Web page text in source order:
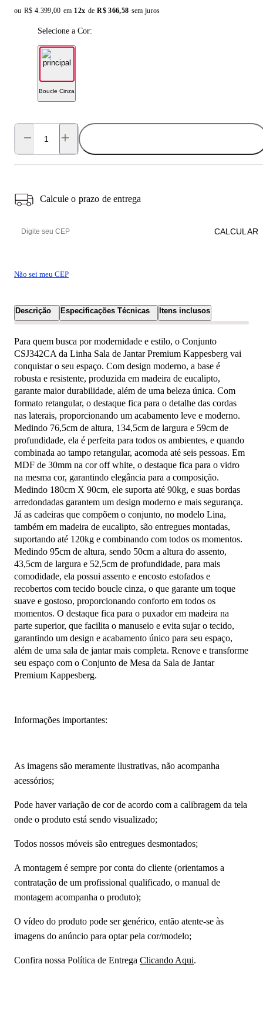
ou Original price:
R$ 4.399,00 em 12x de Installment price:
R$ 366,58 sem juros
Selecione a Cor:
Boucle Cinza
Calcule o prazo de entrega
Não sei meu CEP
CALCULAR
Descrição Especificações Técnicas Itens inclusos
Para quem busca por modernidade e estilo, o Conjunto
CSJ342CA da Linha Sala de Jantar Premium Kappesberg vai
conquistar o seu espaço. Com design moderno, a base é
robusta e resistente, produzida em madeira de eucalipto,
garante maior durabilidade, além de uma beleza única. Com
formato retangular, o destaque fica para o detalhe das cordas
nas laterais, proporcionando um acabamento leve e moderno.
Medindo 76,5cm de altura, 134,5cm de largura e 59cm de
profundidade, ela é perfeita para todos os ambientes, e quando
combinada ao tampo retangular, acomoda até seis pessoas. Em
MDF de 30mm na cor off white, o destaque fica para o vidro
na mesma cor, garantindo elegância para a composição.
Medindo 180cm X 90cm, ele suporta até 90kg, e suas bordas
arredondadas garantem um design moderno e mais segurança.
Já as cadeiras que compõem o conjunto, no modelo Lina,
também em madeira de eucalipto, são entregues montadas,
suportando até 120kg e combinando com todos os momentos.
Medindo 95cm de altura, sendo 50cm a altura do assento,
43,5cm de largura e 52,5cm de profundidade, para mais
comodidade, ela possui assento e encosto estofados e
recobertos com tecido boucle cinza, o que garante um toque
suave e gostoso, proporcionando conforto em todos os
momentos. O destaque fica para o puxador em madeira na
parte superior, que facilita o manuseio e evita sujar o tecido,
garantindo um design e acabamento único para seu espaço,
além de uma sala de jantar mais completa. Renove e transforme
seu espaço com o Conjunto de Mesa da Sala de Jantar
Premium Kappesberg.
Informações importantes:
As imagens são meramente ilustrativas, não acompanha
acessórios;
Pode haver variação de cor de acordo com a calibragem da tela
onde o produto está sendo visualizado;
Todos nossos móveis são entregues desmontados;
A montagem é sempre por conta do cliente (orientamos a
contratação de um profissional qualificado, o manual de
montagem acompanha o produto);
O vídeo do produto pode ser genérico, então atente-se às
imagens do anúncio para optar pela cor/modelo;
Confira nossa Política de Entrega Clicando Aqui.